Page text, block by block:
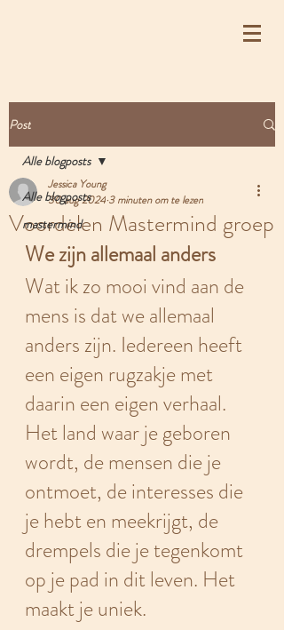
Post
Alle blogposts
mastermind
Alle blogposts
Voordelen Mastermind groep
Jessica Young
30 aug 2024 3 minuten om te lezen
We zijn allemaal anders
Wat ik zo mooi vind aan de
mens is dat we allemaal
anders zijn. Iedereen heeft
een eigen rugzakje met
daarin een eigen verhaal.
Het land waar je geboren
wordt, de mensen die je
ontmoet, de interesses die
je hebt en meekrijgt, de
drempels die je tegenkomt
op je pad in dit leven. Het
maakt je uniek.